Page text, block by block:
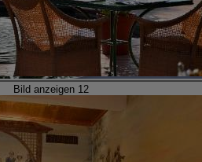
Bild anzeigen 12